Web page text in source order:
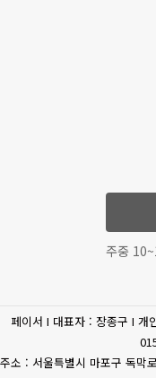
변경하는 경우에는 최
공지 및 통지합니다.
회원에게 30일 기간 내
회원이 명시적으로 거
개정약관에 동의한 것
4. 제3항에 의해 변경
부득이한 사유가 없는
약관에 동의하지 않을
중단하고 탈퇴할 수 있습
6. 회사는 제공하는 서
절차를 거치게 됩니다.
이 약관에 우선합니다.
제 4 조 (약관 외 준칙)
주중
페이서 I 대표자 : 장종구 I 개
주소 : 서울특별시 마포구 독막